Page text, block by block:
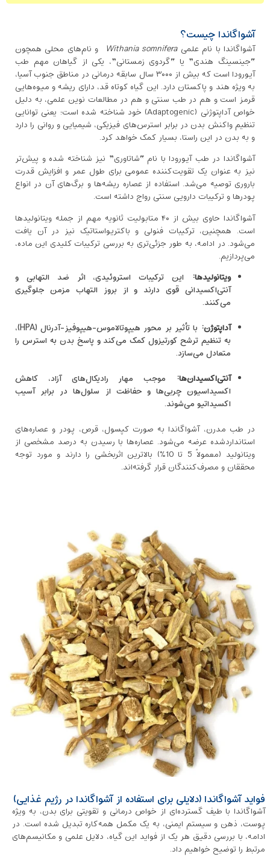
آشواگاندا چیست؟
آشواگاندا با نام علمیWithania somnifera و نام‌های محلی همچون
“جینسینگ هندی” یا “گردوی زمستانی”، یکی از گیاهان مهم طب
آیورودا است که بیش از ۳۰۰۰ سال سابقه درمانی در مناطق جنوب آسیا،
به‌ ویژه هند و پاکستان دارد. این گیاه کوتاه ‌قد، دارای ریشه و میوه‌هایی
قرمز است و هم در طب سنتی و هم در مطالعات نوین علمی، به‌ دلیل
خواص آداپتوژنی (Adaptogenic) خود شناخته شده است؛ یعنی توانایی
تنظیم واکنش بدن در برابر استرس‌های فیزیکی، شیمیایی و روانی را دارد
و به بدن در این راستا، بسیار کمک خواهد کرد.
آشواگاندا در طب آیورودا با نام “شاتاوری” نیز شناخته شده و پیش‌تر
نیز به عنوان یک تقویت‌کننده عمومی برای طول عمر و افزایش قدرت
باروری توصیه می‌شد. استفاده از عصاره ریشه‌ها و برگ‌های آن در انواع
پودرها و ترکیبات دارویی سنتی رواج داشته است.
آشواگاندا حاوی بیش از ۴۰ متابولیت ثانویه مهم از جمله ویتانولیدها
است. همچنین، ترکیبات فنولی و باکتریواستاتیک نیز در آن یافت
می‌شود. در ادامه، به طور جزئی‌تری به بررسی ترکیبات کلیدی این ماده،
می‌پردازیم.
ویتانولیدها: این ترکیبات استروئیدی، اثر ضد التهابی و
آنتی‌اکسیدانی قوی دارند و از بروز التهاب مزمن جلوگیری
می‌کنند.
آداپتوژن:
با تأثیر بر محور هیپوتالاموس-هیپوفیز-آدرنال (HPA)،
به تنظیم ترشح کورتیزول کمک می‌کند و پاسخ بدن به استرس را
متعادل می‌سازد.
آنتی‌اکسیدان‌ها: موجب مهار رادیکال‌های آزاد، کاهش
اکسیداسیون چربی‌ها و حفاظت از سلول‌ها در برابر آسیب
اکسیداتیو می‌شوند.
در طب مدرن، آشواگاندا به صورت کپسول، قرص، پودر و عصاره‌های
استانداردشده عرضه می‌شود. عصاره‌ها با رسیدن به درصد مشخصی از
ویتانولید (معمولاً 5 تا 10%) بالاترین اثربخشی را دارند و مورد توجه
محققان و مصرف‌کنندگان قرار گرفته‌اند.
فواید آشواگاندا (دلایلی برای استفاده از آشواگاندا در رژیم غذایی)
آشواگاندا با طیف گسترده‌ای از خواص درمانی و تقویتی برای بدن، به ‌ویژه
پوست، ذهن و سیستم ایمنی، به یک مکمل همه‌کاره تبدیل شده است. در
ادامه، با بررسی دقیق هر یک از فواید این گیاه، دلایل علمی و مکانیسم‌های
مرتبط را توضیح خواهیم داد.